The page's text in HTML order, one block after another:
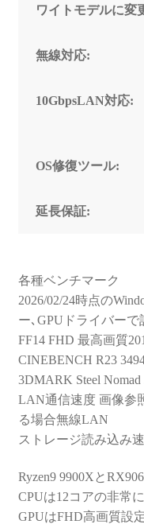
ワイトモデルに変
無線対応:
10GbpsLAN対応:
OS修復ツール:
延長保証:
各種ベンチマーク
2026/02/24時点の
ー､GPUドライバーで
FF14 FHD 最高画質
CINEBENCH R23
3DMARK Steel Nomad
LAN通信速度 画像参
る場合無線LAN
ストレージ読み込み
Ryzen9 9900Xと
CPUは12コアの非常
GPUはFHD高画質設